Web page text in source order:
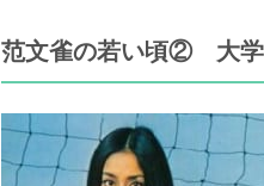
范文雀の若い頃② 大学